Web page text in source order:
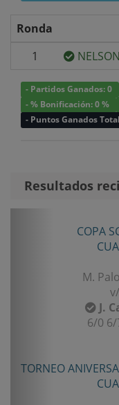
Ronda
1
- Partidos Ganados: 0
- % Bonificación: 0 %
- Puntos Ganados
Resultados
COPA
M.
J.
6/0
TORNEO